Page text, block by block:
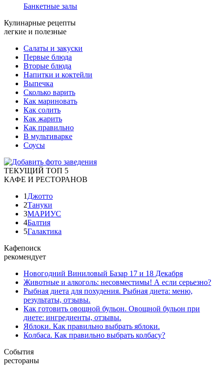
Банкетные залы
Кулинарные рецепты
легкие и полезные
Салаты и закуски
Первые блюда
Вторые блюда
Напитки и коктейли
Выпечка
Сколько варить
Как мариновать
Как солить
Как жарить
Как правильно
В мультиварке
Соусы
ТЕКУЩИЙ ТОП 5
КАФЕ И РЕСТОРАНОВ
1 Джотто
2Тануки
3МАРИУС
4Балтия
5Галактика
Кафепоиск
рекомендует
Новогодний Виниловый Базар 17 и 18 Декабря
Животные и алкоголь: несовместимы! А если серьезно?
Рыбная диета для похудения. Рыбная диета: меню,
результаты, отзывы.
Как готовить овощной бульон. Овощной бульон при
диете: ингредиенты, отзывы.
Яблоки. Как правильно выбрать яблоки.
Колбаса. Как правильно выбрать колбасу?
События
рестораны